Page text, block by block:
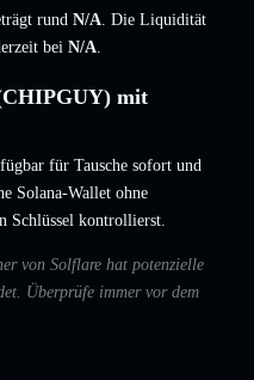
rund N/A. Die Liquidität
bei N/A.
mit
für Tausche sofort und
Solana-Wallet ohne
Schlüssel kontrollierst.
von Solflare hat potenzielle
Überprüfe immer vor dem